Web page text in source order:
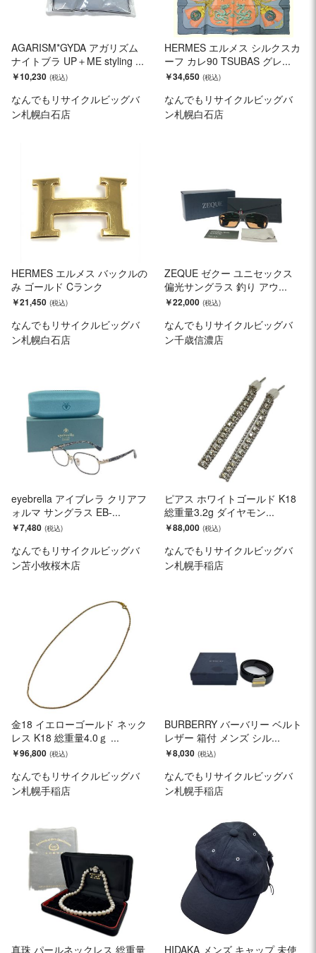
AGARISM*GYDA アガリズム
ナイトブラ UP＋ME styling ...
￥10,230
なんでもリサイクルビッグバ
ン札幌白石店
HERMES エルメス シルクスカ
ーフ カレ90 TSUBAS グレ...
￥34,650
なんでもリサイクルビッグバ
ン札幌白石店
HERMES エルメス バックルの
み ゴールド Cランク
￥21,450
なんでもリサイクルビッグバ
ン札幌白石店
ZEQUE ゼクー ユニセックス
偏光サングラス 釣り アウ...
￥22,000
なんでもリサイクルビッグバ
ン千歳信濃店
eyebrella アイブレラ クリアフ
ォルマ サングラス EB-...
￥7,480
なんでもリサイクルビッグバ
ン苫小牧桜木店
ピアス ホワイトゴールド K18
総重量3.2g ダイヤモン...
￥88,000
なんでもリサイクルビッグバ
ン札幌手稲店
金18 イエローゴールド ネック
レス K18 総重量4.0ｇ ...
￥96,800
なんでもリサイクルビッグバ
ン札幌手稲店
BURBERRY バーバリー ベルト
レザー 箱付 メンズ シル...
￥8,030
なんでもリサイクルビッグバ
ン札幌手稲店
真珠 パールネックレス 総重量 HIDAKA メンズ キャップ 未使